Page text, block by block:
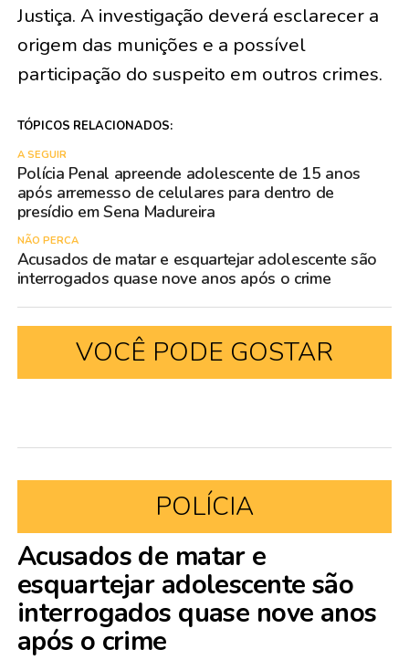
Justiça. A investigação deverá esclarecer a
origem das munições e a possível
participação do suspeito em outros crimes.
TÓPICOS RELACIONADOS:
A SEGUIR
Polícia Penal apreende adolescente de 15 anos
após arremesso de celulares para dentro de
presídio em Sena Madureira
NÃO PERCA
Acusados de matar e esquartejar adolescente são
interrogados quase nove anos após o crime
VOCÊ PODE GOSTAR
POLÍCIA
Acusados de matar e
esquartejar adolescente são
interrogados quase nove anos
após o crime